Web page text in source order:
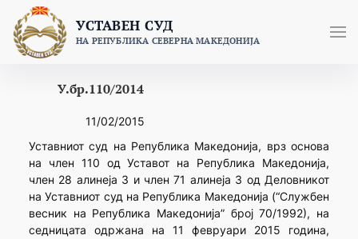
content
УСТАВЕН СУД
НА РЕПУБЛИКА СЕВЕРНА МАКЕДОНИЈА
У.бр.110/2014
11/02/2015
Уставниот суд на Република Македонија, врз основа
на член 110 од Уставот на Република Македoнија,
член 28 алинеја 3 и член 71 алинеја 3 од Деловникот
на Уставниот суд на Република Македонија (“Службен
весник на Република Македонија” број 70/1992), на
седницата одржана на 11 февруари 2015 година,